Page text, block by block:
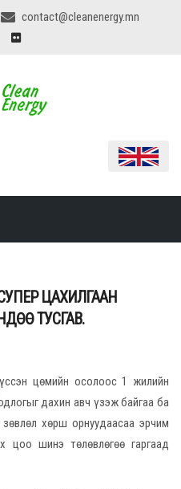
contact@cleanenergy.mn
ЦАХИЛГААН
ТУСГАВ.
цөмийн осолоос 1 жилийн
дахин авч үзэж байгаа ба
хөрш орнуудаасаа эрчим
цоо шинэ төлөвлөгөө гаргаад